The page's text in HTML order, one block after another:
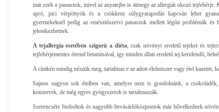
már ezek a panaszok, mivel az anyatejbe is átmegy az allergiát okozó tejfehérje.
apró, pici vérpöttyök és a csökkent súlygyarapodás kapcsán lehet
gyermekeknél pedig az emésztőszervi panaszok mellett légúti problémák és
jelentkezhetnek.
A tejallergia esetében szigorú a diéta, csak növényi eredetű tejeket és
tejfehérjementes étrend betartásával, így minden állati eredetű tej kerülendő,
A címkén mindig nézzük meg, tartalmaz e az adott élelmiszer vagy étel kazeint,
Sajnos nagyon sok ételben van, amelyre nem is gondolnánk, a
konzervek, de még egyes gyógyszerek is tartalmazzák.
Szerencsére bioboltok és nagyobb bevásárlóközpontok már bővelkednek